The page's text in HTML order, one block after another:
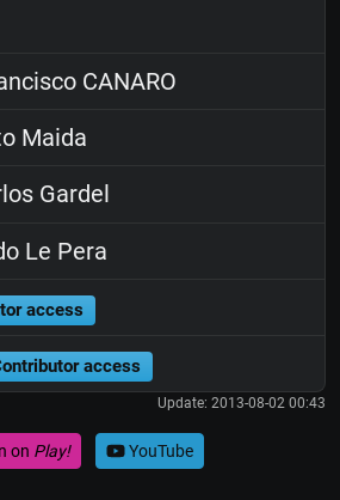
CANARO
Maida
Gardel
Le Pera
access
access
Update: 2013-08-02 00:43
on Play! YouTube